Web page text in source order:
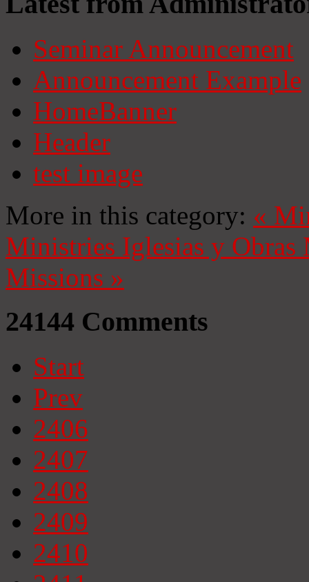
Seminar Announcement
Announcement Example
HomeBanner
Header
test image
More in this category: «
Ministries Iglesias y Obras
Missions »
24144 Comments
Start
Prev
2406
2407
2408
2409
2410